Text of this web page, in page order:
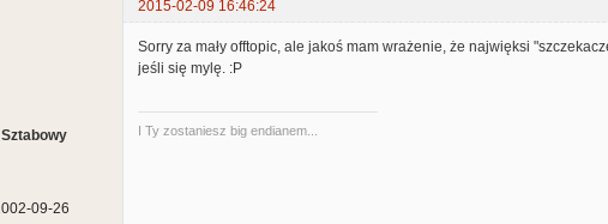
2015-02-09 16:46:24
09-26
Sorry za mały offtopic, ale jakoś mam wrażenie, że najwięksi
jeśli się mylę. :P
I Ty zostaniesz big endianem...